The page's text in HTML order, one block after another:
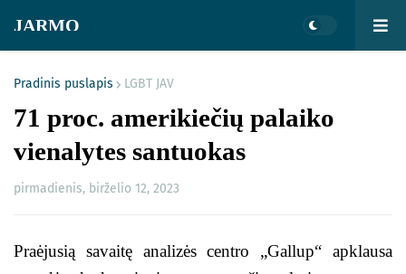
JARMO
Pradinis puslapis LGBT JAV
71 proc. amerikiečių palaiko
vienalytes santuokas
pirmadienis, birželio 12, 2023
Praėjusią savaitę analizės centro „Gallup“ apklausa